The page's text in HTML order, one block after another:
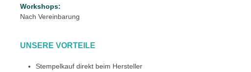
Workshops:
Nach Vereinbarung
UNSERE VORTEILE
Stempelkauf direkt beim Hersteller